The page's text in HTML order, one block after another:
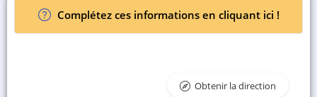
Complétez ces informations en cliquant ici !
Obtenir la direction